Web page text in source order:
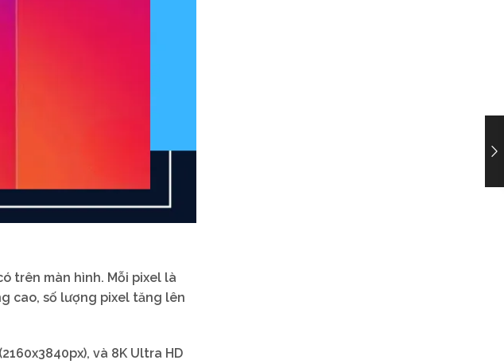
trên màn hình. Mỗi pixel là
cao, số lượng pixel tăng lên
và 8K Ultra HD